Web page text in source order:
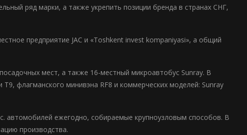
ряд марки, а также укрепить позиции бренда в странах СНГ,
предприятие JAC и «Toshkent invest kompaniyasi», а общий
мест, а также 16-местный микроавтобус Sunray. В
флагманского минивэна RF8 и коммерческих моделей: Sunray
автомобилей ежегодно, собираемые крупноузловым способов. В
производства.